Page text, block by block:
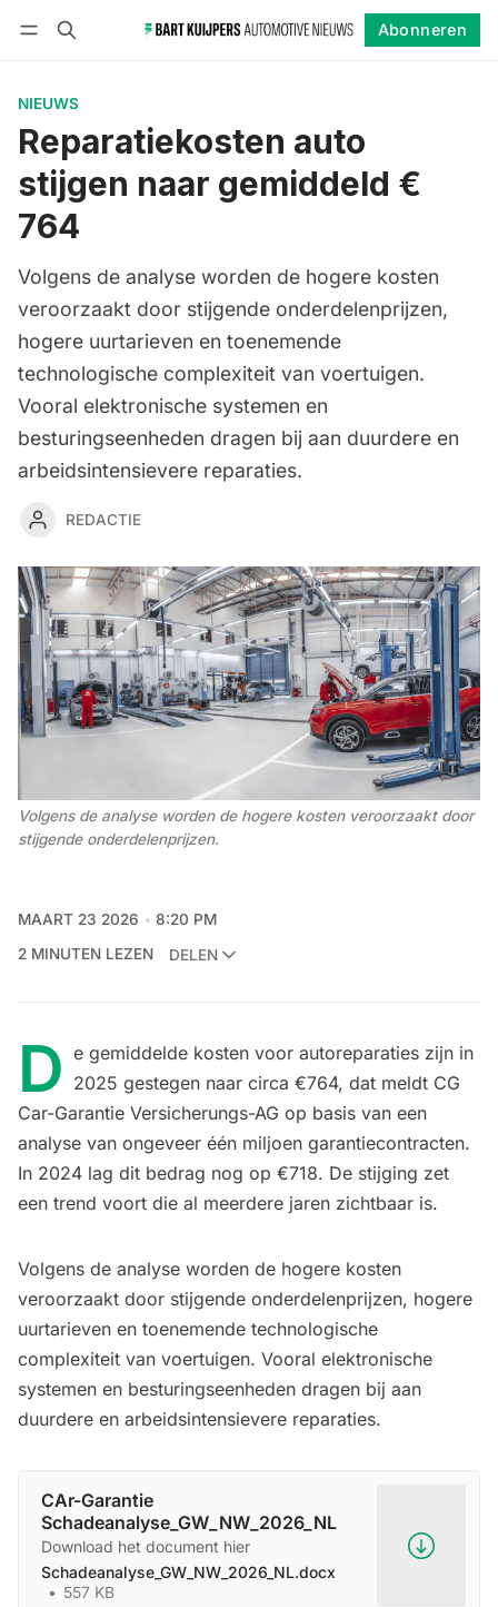
Abonneren
NIEUWS
Reparatiekosten auto
stijgen naar gemiddeld €
764
Volgens de analyse worden de hogere kosten
veroorzaakt door stijgende onderdelenprijzen,
hogere uurtarieven en toenemende
technologische complexiteit van voertuigen.
Vooral elektronische systemen en
besturingseenheden dragen bij aan duurdere en
arbeidsintensievere reparaties.
REDACTIE
Volgens de analyse worden de hogere kosten veroorzaakt door
stijgende onderdelenprijzen.
MAART 23 2026
8:20 PM
2 MINUTEN LEZEN
DELEN
D e gemiddelde kosten voor autoreparaties zijn in
2025 gestegen naar circa €764, dat meldt CG
Car-Garantie Versicherungs-AG op basis van een
analyse van ongeveer één miljoen garantiecontracten.
In 2024 lag dit bedrag nog op €718. De stijging zet
een trend voort die al meerdere jaren zichtbaar is.
Volgens de analyse worden de hogere kosten
veroorzaakt door stijgende onderdelenprijzen, hogere
uurtarieven en toenemende technologische
complexiteit van voertuigen. Vooral elektronische
systemen en besturingseenheden dragen bij aan
duurdere en arbeidsintensievere reparaties.
CAr-Garantie
Schadeanalyse_GW_NW_2026_NL
Download het document hier
Schadeanalyse_GW_NW_2026_NL.docx
557 KB